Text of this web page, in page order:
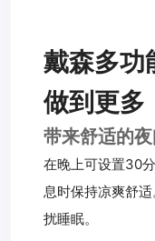
戴森多功
做到更多
带来舒适的
在晚上可设置30
息时保持凉爽舒
扰睡眠。